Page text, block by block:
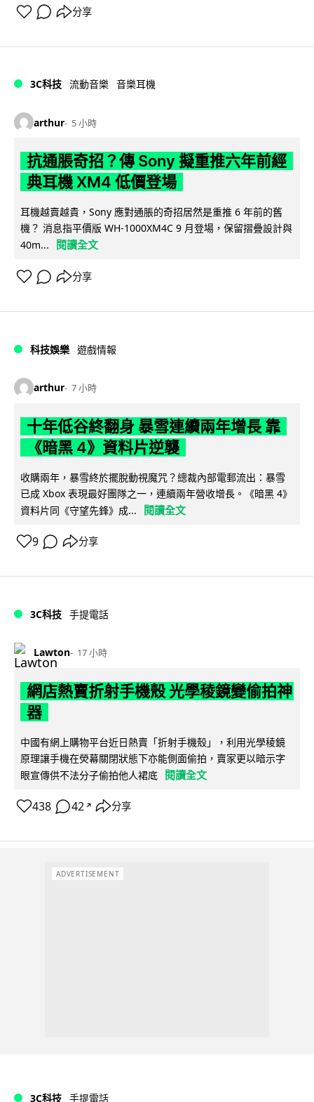
分享
3C科技 流動音樂 音樂耳機
arthur 5 小時
抗通脹奇招？傳 Sony 擬重推六年前經
典耳機 XM4 低價登場
耳機越賣越貴，Sony 應對通脹的奇招居然是重推 6 年前的舊
機？ 消息指平價版 WH-1000XM4C 9 月登場，保留摺疊設計與
40m...
閱讀全文
分享
科技娛樂 遊戲情報
arthur 7 小時
十年低谷終翻身 暴雪連續兩年增長 靠
《暗黑 4》資料片逆襲
收購兩年，暴雪終於擺脫動視魔咒？總裁內部電郵流出：暴雪
已成 Xbox 表現最好團隊之一，連續兩年營收增長。《暗黑 4》
資料片同《守望先鋒》成...
閱讀全文
9 分享
3C科技 手提電話
Lawton 17 小時
網店熱賣折射手機殼 光學稜鏡變偷拍神
器
中國有網上購物平台近日熱賣「折射手機殼」，利用光學稜鏡
原理讓手機在熒幕關閉狀態下亦能側面偷拍，賣家更以暗示字
眼宣傳供不法分子偷拍他人裙底 閱讀全文
438 42 ↗ 分享
ADVERTISEMENT
3C科技 手提電話